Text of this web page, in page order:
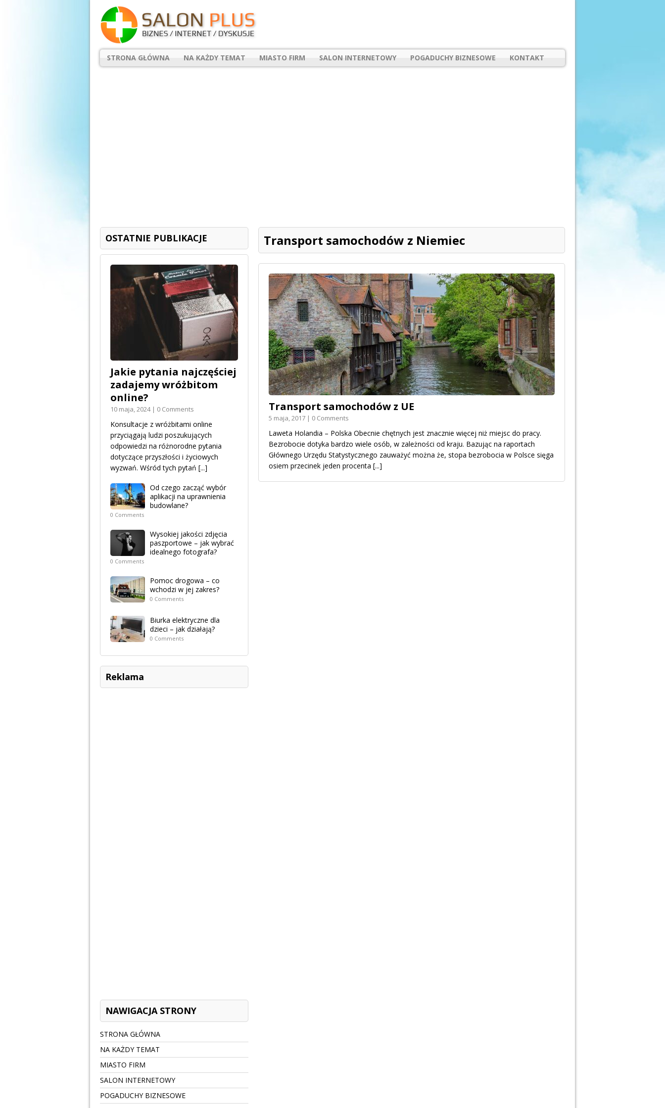
STRONA GŁÓWNA NA KAŻDY TEMAT MIASTO FIRM SALON INTERNETOWY POGADUCHY BIZNESOWE KONTAKT
Transport samochodów z Niemiec
Transport samochodów z UE
5 maja, 2017 | 0 Comments
Laweta Holandia – Polska Obecnie chętnych jest znacznie więcej niż miejsc do pracy.
Bezrobocie dotyka bardzo wiele osób, w zależności od kraju. Bazując na raportach
Głównego Urzędu Statystycznego zauważyć można że, stopa bezrobocia w Polsce sięga
osiem przecinek jeden procenta [...]
OSTATNIE PUBLIKACJE
Jakie pytania najczęściej
zadajemy wróżbitom
online?
10 maja, 2024 | 0 Comments
Konsultacje z wróżbitami online
przyciągają ludzi poszukujących
odpowiedzi na różnorodne pytania
dotyczące przyszłości i życiowych
wyzwań. Wśród tych pytań [...]
Od czego zacząć wybór
aplikacji na uprawnienia
budowlane?
0 Comments
Wysokiej jakości zdjęcia
paszportowe – jak wybrać
idealnego fotografa?
0 Comments
Pomoc drogowa – co
wchodzi w jej zakres?
0 Comments
Biurka elektryczne dla
dzieci – jak działają?
0 Comments
Reklama
NAWIGACJA STRONY
STRONA GŁÓWNA
NA KAŻDY TEMAT
MIASTO FIRM
SALON INTERNETOWY
POGADUCHY BIZNESOWE